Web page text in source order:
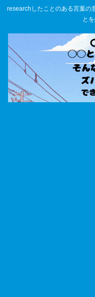
researchしたことのある言葉の
と